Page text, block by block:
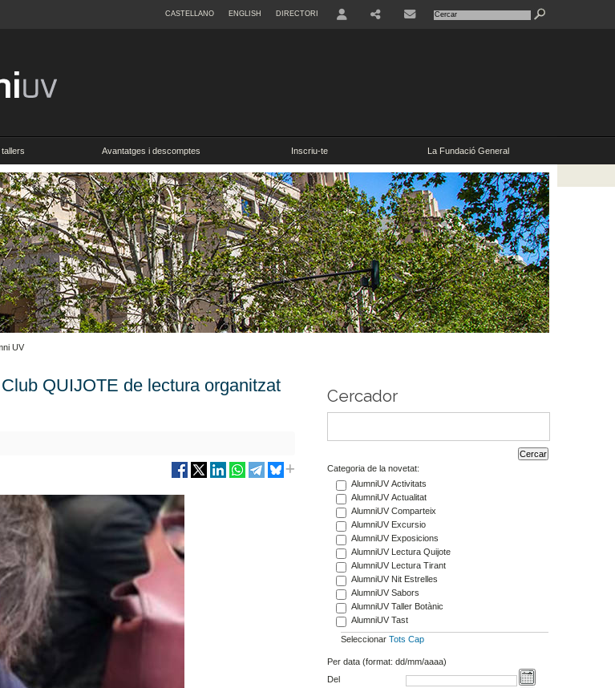
CASTELLANO ENGLISH DIRECTORI
Avantatges i descomptes Inscriu-te La Fundació General
UV
QUIJOTE de lectura organitzat
Cercador
Categoria de la novetat:
AlumniUV Activitats
AlumniUV Actualitat
AlumniUV Comparteix
AlumniUV Excursio
AlumniUV Exposicions
AlumniUV Lectura Quijote
AlumniUV Lectura Tirant
AlumniUV Nit Estrelles
AlumniUV Sabors
AlumniUV Taller Botànic
AlumniUV Tast
Seleccionar Tots Cap
Per data (format: dd/mm/aaaa)
Del